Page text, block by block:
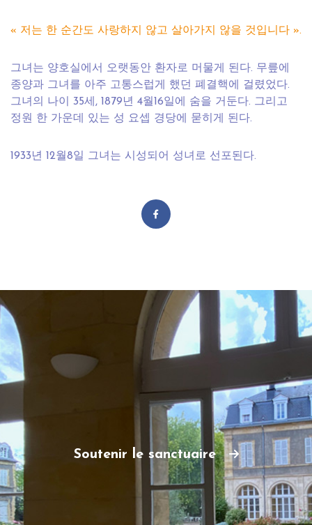
« 저는 한 순간도 사랑하지 않고 살아가지 않을 것입니다 ».
그녀는 양호실에서 오랫동안 환자로 머물게 된다. 무릎에
종양과 그녀를 아주 고통스럽게 했던 폐결핵에 걸렸었다.
그녀의 나이 35세, 1879년 4월16일에 숨을 거둔다. 그리고
정원 한 가운데 있는 성 요셉 경당에 묻히게 된다.
1933년 12월8일 그녀는 시성되어 성녀로 선포된다.
Soutenir le sanctuaire